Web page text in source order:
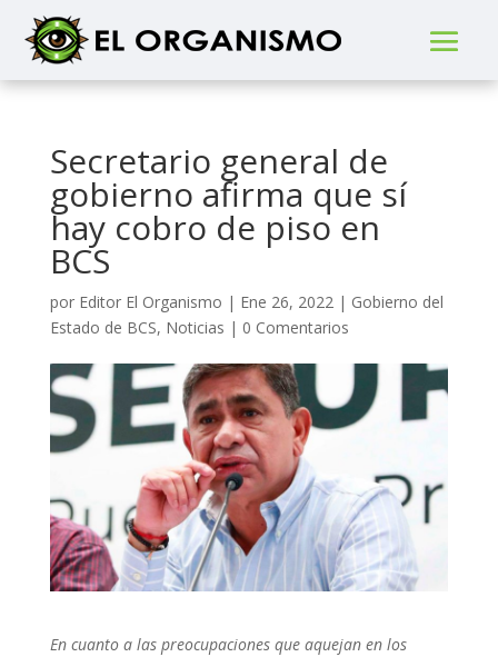
Secretario general de
gobierno afirma que sí
hay cobro de piso en
BCS
por Editor El Organismo | Ene 26, 2022| Gobierno del
Estado de BCS, Noticias | 0 Comentarios
En cuanto a las preocupaciones que aquejan en los